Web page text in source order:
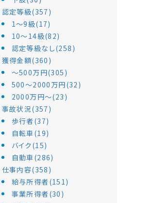
認定等級(357)
1～9級(17)
10～14級(82)
認定等級なし(258)
獲得金額(360)
～500万円(305)
500～2000万円(32)
2000万円～(23)
事故状況(357)
歩行者(37)
自転車(19)
バイク(15)
自動車(286)
仕事内容(358)
給与所得者(151)
事業所得者(30)